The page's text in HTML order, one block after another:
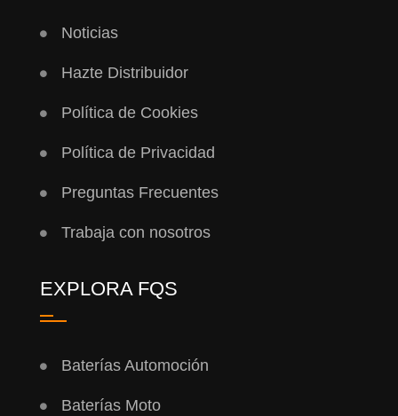
Noticias
Hazte Distribuidor
Política de Cookies
Política de Privacidad
Preguntas Frecuentes
Trabaja con nosotros
EXPLORA FQS
Baterías Automoción
Baterías Moto